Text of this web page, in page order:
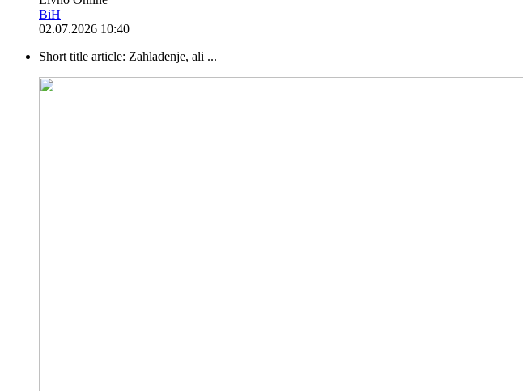
BiH
02.07.2026 10:40
Short title article: Zahlađenje, ali ...